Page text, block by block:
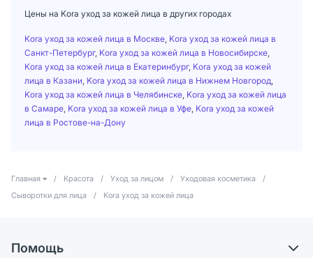
Цены на Kora уход за кожей лица в других городах
Kora уход за кожей лица в Москве Kora уход за кожей лица в
Санкт-Петербург, Kora уход за кожей лица в Новосибирске
Kora уход за кожей лица в Екатеринбург, Kora уход за кожей
лица в Казани Kora уход за кожей лица в Нижнем Новгород
Kora уход за кожей лица в Челябинске Kora уход за кожей лица
в Самаре Kora уход за кожей лица в Уфе Kora уход за кожей
лица в Ростове-на-Дону
Главная / Красота / Уход за лицом / Уходовая косметика
/
Сыворотки для лица
/ Kora уход за кожей лица
Помощь